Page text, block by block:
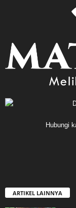
Hubungi
ARTIKEL LAINNYA